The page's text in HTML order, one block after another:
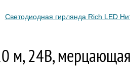
Светодиодная гирлянда Rich LED
м, 24В,